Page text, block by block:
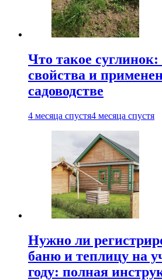
Что такое суглинок:
свойства и
садоводстве
4 месяца спустя4 месяца спустя
Нужно ли
баню и теплицу на
году: полная